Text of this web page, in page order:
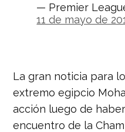
— Premier
11 de mayo de
La gran noticia para
extremo egipcio
acción luego de
encuentro de la